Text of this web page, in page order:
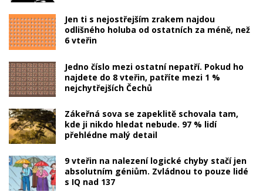
Jen ti s nejostřejším zrakem najdou
odlišného holuba od ostatních za méně, než
6 vteřin
Jedno číslo mezi ostatní nepatří. Pokud ho
najdete do 8 vteřin, patříte mezi 1 %
nejchytřejších Čechů
Zákeřná sova se zapeklitě schovala tam,
kde ji nikdo hledat nebude. 97 % lidí
přehlédne malý detail
9 vteřin na nalezení logické chyby stačí jen
absolutním géniům. Zvládnou to pouze lidé
s IQ nad 137